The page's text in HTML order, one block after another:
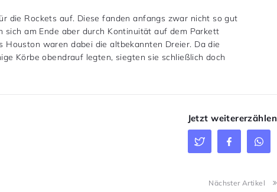
die Rockets auf. Diese fanden anfangs zwar nicht so gut
sich am Ende aber durch Kontinuität auf dem Parkett
Houston waren dabei die altbekannten Dreier. Da die
Körbe obendrauf legten, siegten sie schließlich doch
Jetzt weitererzählen
Nächster Artikel